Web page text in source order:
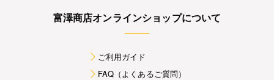
富澤商店オンラインショップについて
ご利用ガイド
FAQ（よくあるご質問）